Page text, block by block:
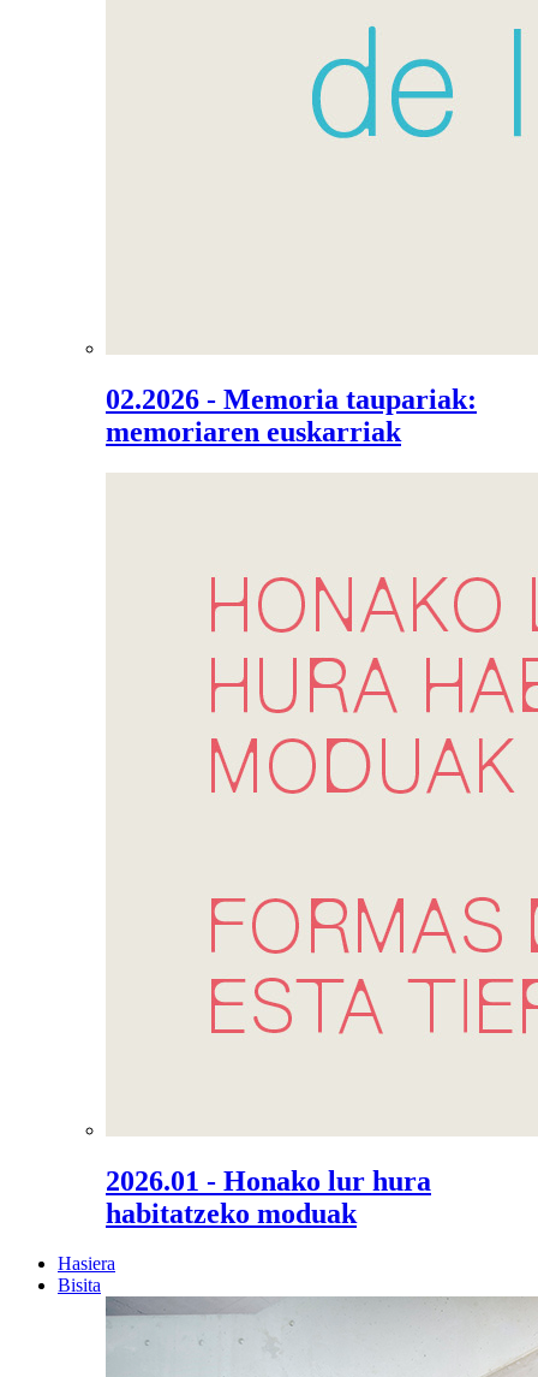
02.2026 - Memoria taupariak:
memoriaren euskarriak
2026.01 - Honako lur hura
habitatzeko moduak
Hasiera
Bisita